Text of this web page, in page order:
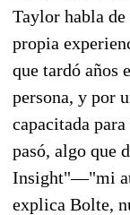
Taylor habla
propia
que tardó años
persona, y por
capacitada
pasó, algo que
Insight"—"mi
explica Bolte,